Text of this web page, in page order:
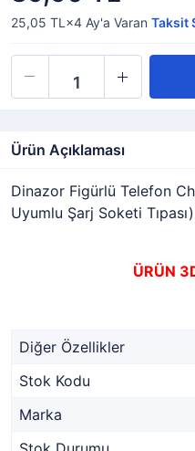
25,05 TL×4 Ay'a Varan Taksit
Ürün Açıklaması
Dinazor Figürlü Telefon
Uyumlu Şarj Soketi Tıpası)
ÜRÜN
Diğer Özellikler
Stok Kodu
Marka